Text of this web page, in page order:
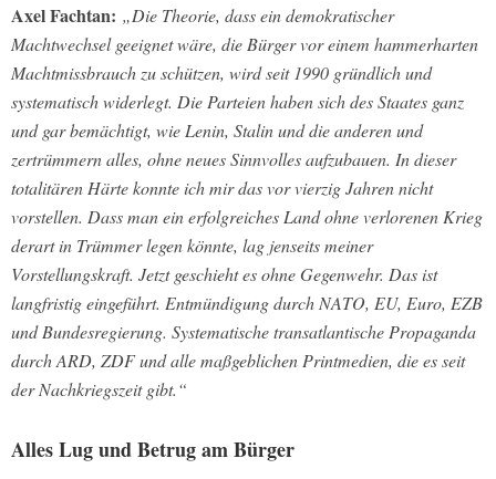
Axel Fachtan: „Die Theorie, dass ein demokratischer
Machtwechsel geeignet wäre, die Bürger vor einem hammerharten
Machtmissbrauch zu schützen, wird seit 1990 gründlich und
systematisch widerlegt. Die Parteien haben sich des Staates ganz
und gar bemächtigt, wie Lenin, Stalin und die anderen und
zertrümmern alles, ohne neues Sinnvolles aufzubauen. In dieser
totalitären Härte konnte ich mir das vor vierzig Jahren nicht
vorstellen. Dass man ein erfolgreiches Land ohne verlorenen Krieg
derart in Trümmer legen könnte, lag jenseits meiner
Vorstellungskraft. Jetzt geschieht es ohne Gegenwehr. Das ist
langfristig eingeführt. Entmündigung durch NATO, EU, Euro, EZB
und Bundesregierung. Systematische transatlantische Propaganda
durch ARD, ZDF und alle maßgeblichen Printmedien, die es seit
der Nachkriegszeit gibt.“
Alles Lug und Betrug am Bürger